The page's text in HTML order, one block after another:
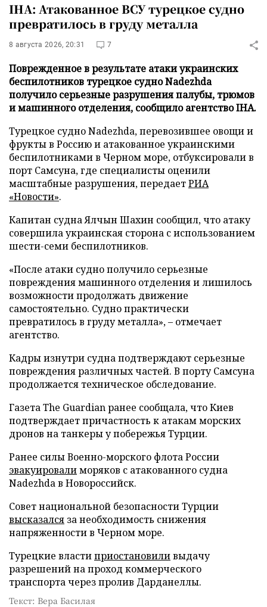
IHA: Атакованное ВСУ турецкое судно
превратилось в груду металла
8 августа 2026, 20:31 7
Поврежденное в результате атаки украинских
беспилотников турецкое судно Nadezhda
получило серьезные разрушения палубы, трюмов
и машинного отделения, сообщило агентство IHA.
Турецкое судно Nadezhda, перевозившее овощи и
фрукты в Россию и атакованное украинскими
беспилотниками в Черном море, отбуксировали в
порт Самсуна, где специалисты оценили
масштабные разрушения, передаетРИА
«Новости».
Капитан судна Ялчын Шахин сообщил, что атаку
совершила украинская сторона с использованием
шести-семи беспилотников.
«После атаки судно получило серьезные
повреждения машинного отделения и лишилось
возможности продолжать движение
самостоятельно. Судно практически
превратилось в груду металла», – отмечает
агентство.
Кадры изнутри судна подтверждают серьезные
повреждения различных частей. В порту Самсуна
продолжается техническое обследование.
Газета The Guardian ранее сообщала, что Киев
подтверждает причастность к атакам морских
дронов на танкеры у побережья Турции.
Ранее силы Военно-морского флота России
эвакуировалиморяков с атакованного судна
Nadezhda в Новороссийск.
Совет национальной безопасности Турции
высказался за необходимость снижения
напряженности в Черном море.
Турецкие властиприостановиливыдачу
разрешений на проход коммерческого
транспорта через пролив Дарданеллы.
Текст: Вера Басилая